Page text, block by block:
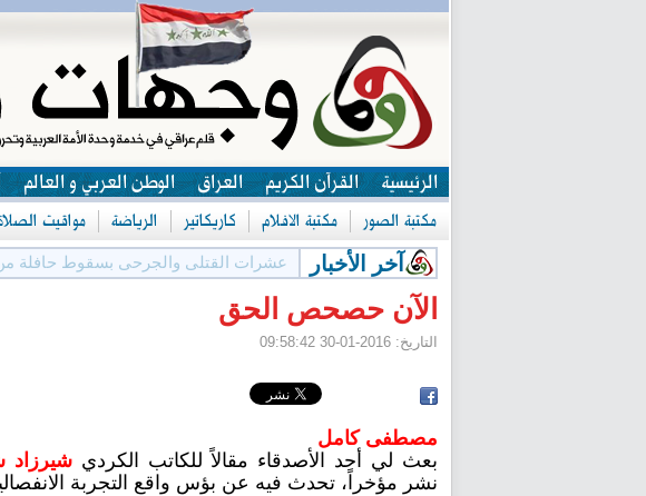
الرئيسية القرآن الكريم العراق الوطن العربي و العالم
مكتبة الصور مكتبة الافلام كاريكاتير الرياضة مواقيت
آخر الأخبار عشرات القتلى والجرحى بسقوط حافلة
الآن حصحص الحق
التاريخ: 2016-01-30 09:58:42
مصطفى كامل
بعث لي أحد الأصدقاء مقالاً للكاتب الكرديشيرزاد
نشر مؤخراً، تحدث فيه عن بؤس واقع التجربة